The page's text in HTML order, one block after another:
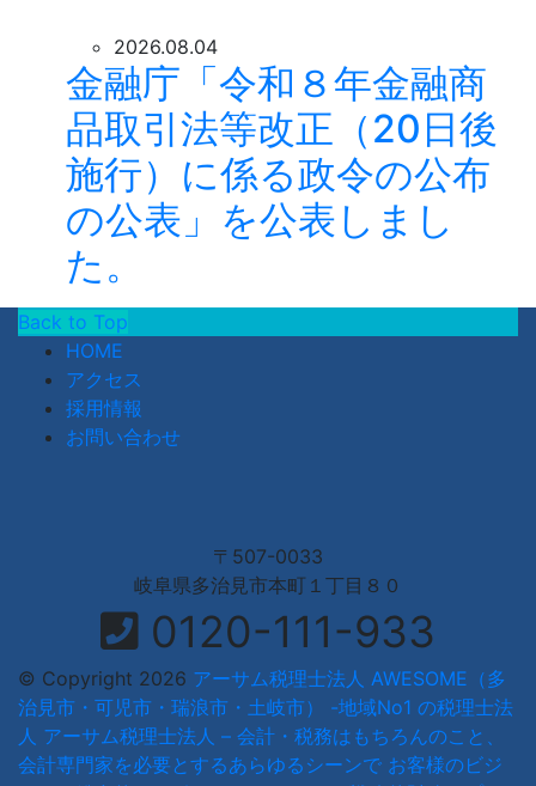
2026.08.04
金融庁「令和８年金融商
品取引法等改正（20日後
施行）に係る政令の公布
の公表」を公表しまし
た。
Back to Top
HOME
アクセス
採用情報
お問い合わせ
〒507-0033
岐阜県多治見市本町１丁目８０
0120-111-933
© Copyright 2026 アーサム税理士法人 AWESOME（多
治見市・可児市・瑞浪市・土岐市） -地域No1 の税理士法
人 アーサム税理士法人 – 会計・税務はもちろんのこと、
会計専門家を必要とするあらゆるシーンで お客様のビジ